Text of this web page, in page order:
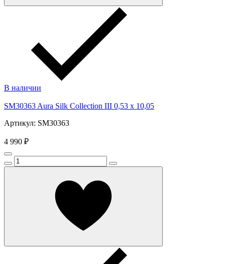
В наличии
SM30363 Aura Silk Collection III 0,53 x 10,05
Артикул: SM30363
4 990 ₽